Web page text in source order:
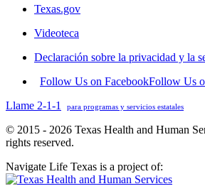
Texas.gov
Videoteca
Declaración sobre la privacidad y la
Follow Us on FacebookFollow Us
Llame 2-1-1
para programas y servicios estatales
© 2015 - 2026 Texas Health and Human
rights reserved.
Navigate Life Texas is a project of: